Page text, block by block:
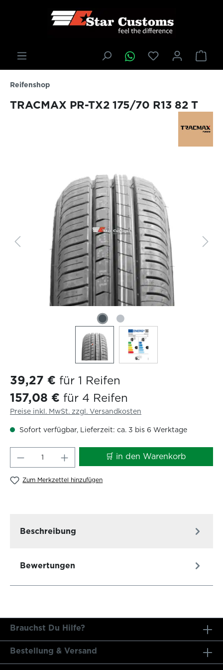
springen
Reifenshop
TRACMAX PR-TX2 175/70 R13 82 T
39,27 € für 1 Reifen
157,08 € für 4 Reifen
Preise inkl. MwSt. zzgl. Versandkosten
Sofort verfügbar, Lieferzeit: ca. 3 bis 6 Werktage
Produkt Anzahl: Gib den🛒 in den Warenkorb
Zum Merkzettel hinzufügen
Beschreibung
Bewertungen
Brauchst Du Hilfe?
Bestellung & Versand